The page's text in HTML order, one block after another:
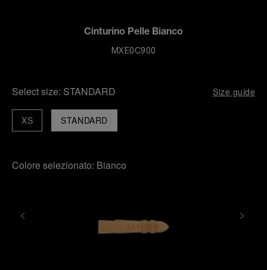
Cinturino Pelle Bianco
MXE0C900
Select size: STANDARD Size guide
STANDARD
XS
Colore selezionato: Bianco